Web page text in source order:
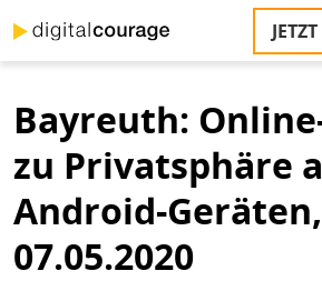
zum
Inhalt
Bayreuth:
zu Privatsphäre
Android-Geräten,
07.05.2020